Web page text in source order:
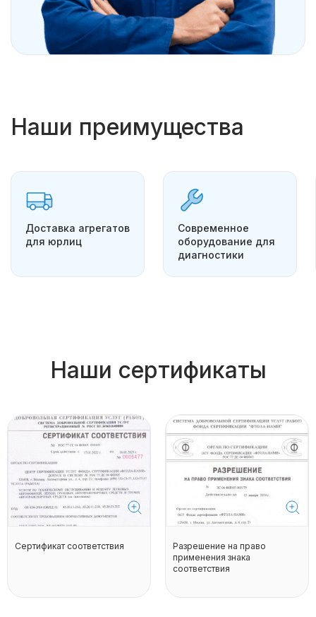
Наши преимущества
Доставка агрегатов
для юрлиц
Современное
оборудование для
диагностики
Наши сертификаты
Сертификат соответствия
Разрешение на право
применения знака
соответствия